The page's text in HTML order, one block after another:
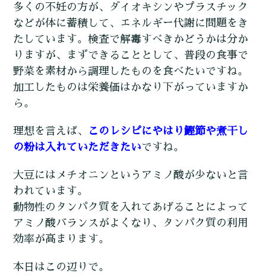
多くの不妊の方が、ダイオキシンやプラスチック
などが体に蓄積して、エネルギー代謝に問題をき
たしています。検査で解毒すべきかどうかは分か
りますが、まずできることとして、普段の食事で
野菜を素材から調理したものを食べたいですね。
加工したものは栄養価はかなり下がっていますか
ら。
理想を言えば、
このレシピにやはり鰹節や煮干し
の粉は入れていただきたいですね。
大豆にはメチオニンというアミノ酸が少ないと言
われています。
動物性のタンパク質を入れてあげることによって
アミノ酸バランスがよくなり、タンパク質の利用
効率が高まります。
本日はこの辺りで。